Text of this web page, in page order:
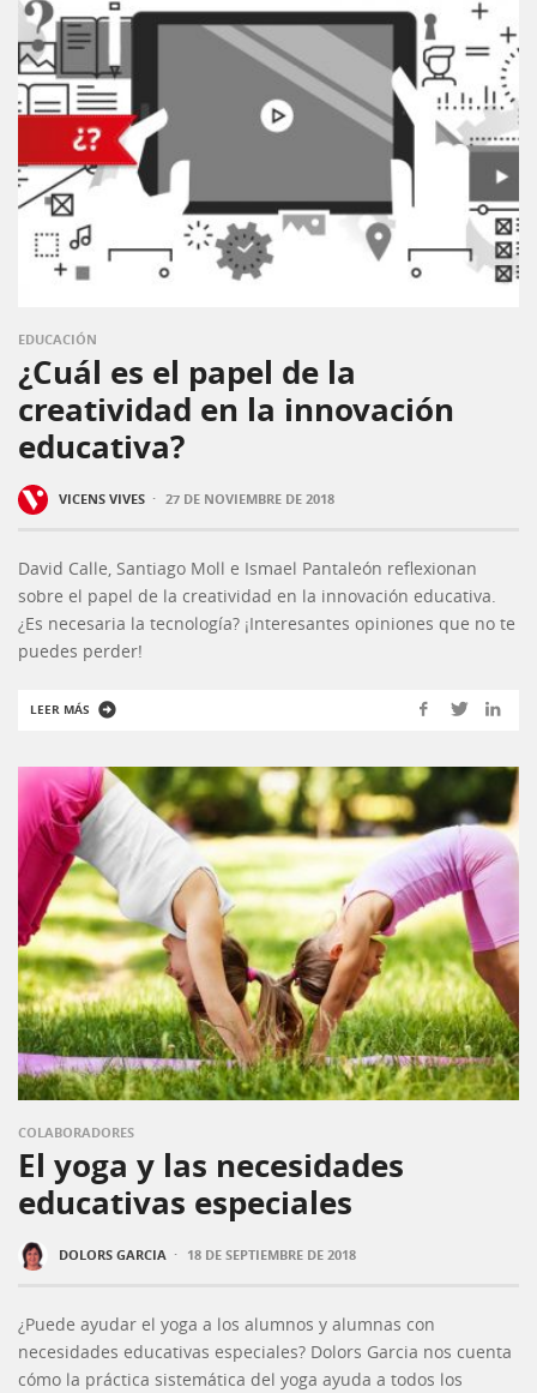
EDUCACIÓN
¿Cuál es el papel de la
creatividad en la innovación
educativa?
VICENS VIVES · 27 DE NOVIEMBRE DE 2018
David Calle, Santiago Moll e Ismael Pantaleón reflexionan
sobre el papel de la creatividad en la innovación educativa.
¿Es necesaria la tecnología? ¡Interesantes opiniones que no te
puedes perder!
LEER MÁS
COLABORADORES
El yoga y las necesidades
educativas especiales
DOLORS GARCIA · 18 DE SEPTIEMBRE DE 2018
¿Puede ayudar el yoga a los alumnos y alumnas con
necesidades educativas especiales? Dolors Garcia nos cuenta
cómo la práctica sistemática del yoga ayuda a todos los